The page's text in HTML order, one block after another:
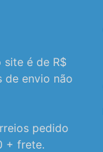
site é de R$
de envio não
pedido
+ frete.